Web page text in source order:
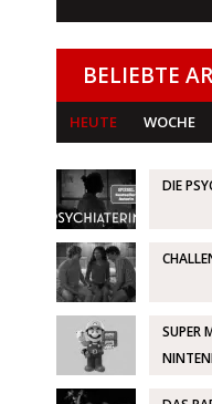
BELIEBTE
HEUTE WOCHE
DIE
SUPER